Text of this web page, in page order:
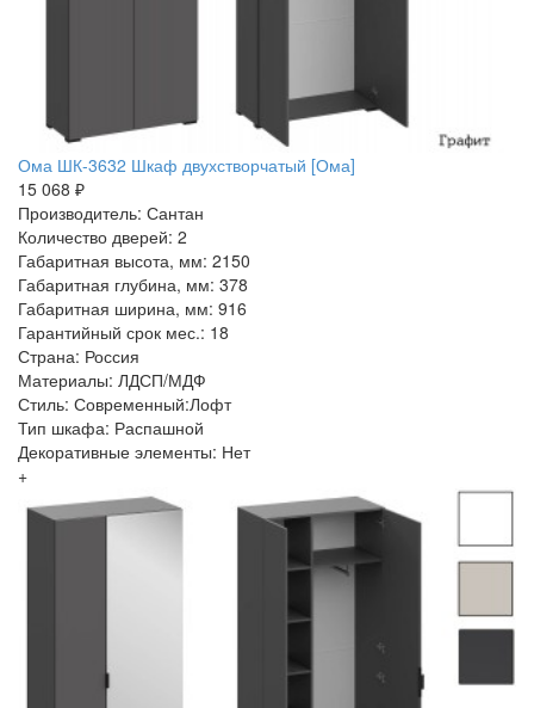
Ома ШК-3632 Шкаф двухстворчатый [Ома]
15 068 ₽
Производитель: Сантан
Количество дверей: 2
Габаритная высота, мм: 2150
Габаритная глубина, мм: 378
Габаритная ширина, мм: 916
Гарантийный срок мес.: 18
Страна: Россия
Материалы: ЛДСП/МДФ
Стиль: Современный:Лофт
Тип шкафа: Распашной
Декоративные элементы: Нет
+